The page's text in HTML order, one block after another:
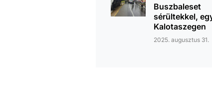
Buszbaleset
sérültekkel,
Kalotaszegen
2025. augusztus 31.